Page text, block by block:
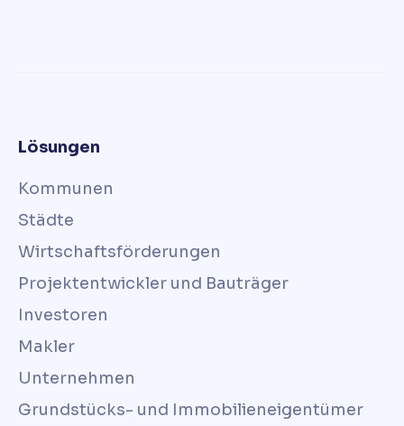
Lösungen
Kommunen
Städte
Wirtschaftsförderungen
Projektentwickler und Bauträger
Investoren
Makler
Unternehmen
Grundstücks- und Immobilieneigentümer